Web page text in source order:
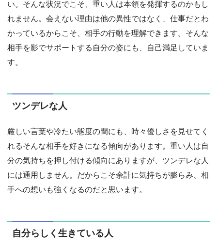
い。そんな状況でこそ、重い人は本領を発揮するのかもし
れません。会えない理由は他の異性ではなく、仕事だとわ
かっているからこそ、相手の行動を理解できます。そんな
相手を影でサポートする自分の姿にも、自己満足していま
す。
ツンデレな人
厳しい言葉や冷たい態度の間にも、時々優しさを見せてく
れるそんな相手を好きになる傾向があります。重い人は自
分の気持ちを押し付ける傾向にありますが、ツンデレな人
には通用しません。だからこそ余計に気持ちが膨らみ、相
手への想いも強くなるのだと思います。
自分らしく生きている人